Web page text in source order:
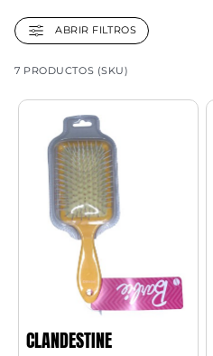
ABRIR FILTROS
7 PRODUCTOS (SKU)
CLANDESTINE